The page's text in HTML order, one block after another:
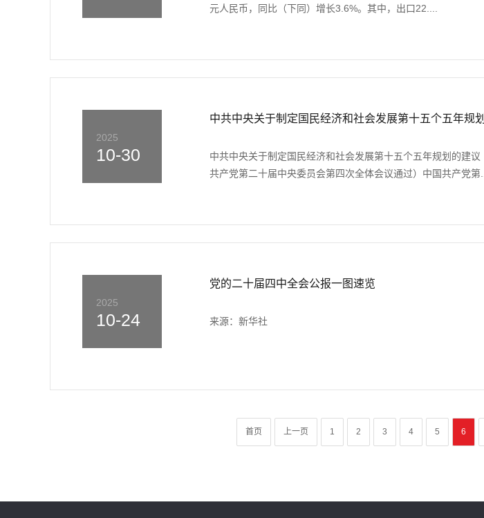
元人民币，同比（下同）增长3.6%。其中，出口22....
2025
10-30
中共中央关于制定国民经济和社会发展第十五个五年规
中共中央关于制定国民经济和社会发展第十五个五年规划的建
共产党第二十届中央委员会第四次全体会议通过）中国共产党第...
2025
10-24
党的二十届四中全会公报一图速览
来源：新华社
首页 上一页 1 2 3 4 5 6